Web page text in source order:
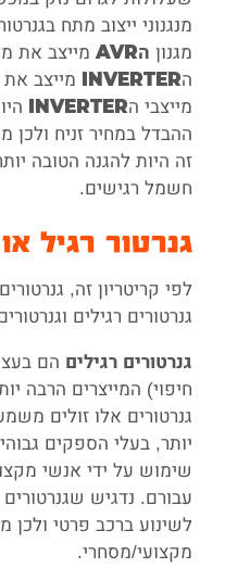
מנגנוני ייצוב מתח
מגנון הAVR מייצב את
הINVERTER
מייצב
מייצבי הINVERTER
ההבדל במחיר זניח ולכן
זה היות להגנה הטובה
חשמל רגישים.
גנרטור רגיל
גנרטורים רגילים
גנרטורים רגילים הם
חיפוי) המייצרים הרבה
גנרטורים אלו זולים
יותר, בעלי הספקים
שימוש על ידי אנשי
עבורם. נדגיש
לשינוע ברכב פרטי ולכן
מקצועי/מסחרי.